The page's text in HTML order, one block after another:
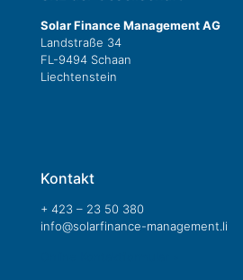
Solar Finance Management AG
Landstraße 34
FL-9494 Schaan
Liechtenstein
Kontakt
+ 423 – 23 50 380
info@solarfinance-management.li